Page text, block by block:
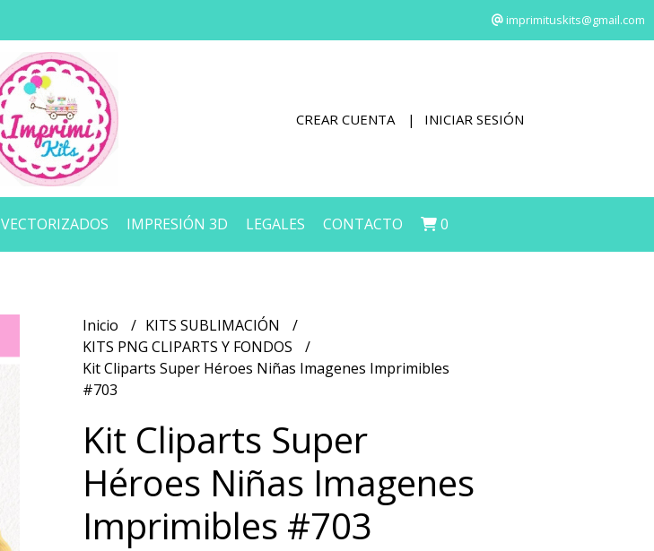
imprimituskits@gmail.com
CREAR CUENTA INICIAR SESIÓN
VECTORIZADOS IMPRESIÓN 3D LEGALES CONTACTO 0
Inicio
KITS SUBLIMACIÓN
KITS PNG CLIPARTS Y FONDOS
Kit Cliparts Super Héroes Niñas Imagenes Imprimibles
#703
Kit Cliparts Super
Héroes Niñas Imagenes
Imprimibles #703